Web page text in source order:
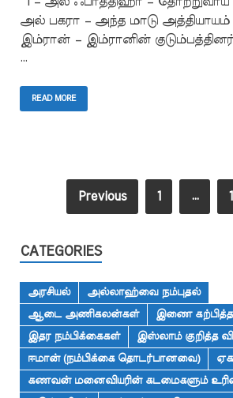
அல் பகரா – அந்த மாடு
இம்ரான் – இம்ரானின்
…
READ MORE
Previous 1 …
CATEGORIES
அரசியல்
அல்லாஹ்வை நம்புதல்
ஆடை அணிகலன்கள்
இணை
இதர நம்பிக்கைகள்
இஸ்லாம் குறித்த
ஈமான் (நம்பிக்கை தொடர்பானவை)
கணவன் மனைவியரின் கடமைகளும்